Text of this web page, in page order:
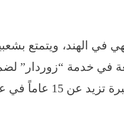
في الهند، ويتمتع
في خدمة “زوردار”
المواهب في هذا المجال.